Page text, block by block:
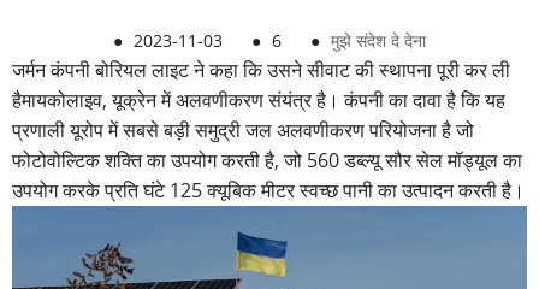
● 2023-11-03 ● 6 ● मुझे संदेश दे देना
जर्मन कंपनी बोरियल लाइट ने कहा कि उसने सीवाट की स्थापना पूरी कर ली
हैमायकोलाइव, यूक्रेन में अलवणीकरण संयंत्र है। कंपनी का दावा है कि यह
प्रणाली यूरोप में सबसे बड़ी समुद्री जल अलवणीकरण परियोजना है जो
फोटोवोल्टिक शक्ति का उपयोग करती है, जो 560 डब्ल्यू सौर सेल मॉड्यूल का
उपयोग करके प्रति घंटे 125 क्यूबिक मीटर स्वच्छ पानी का उत्पादन करती है।